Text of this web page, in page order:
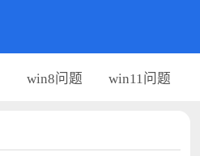
win8问题 win11问题